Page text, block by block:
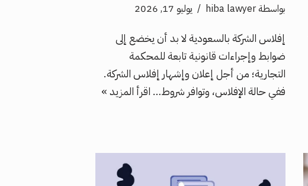
بواسطةhiba lawyer يوليو 17, 2026
إفلاس الشركة بالسعودية لا بد أن يخضع إلى
ضوابط وإجراءات قانونية تابعة للمحكمة
التجارية؛ من أجل إعلان وإشهار إفلاس الشركة.
ففي حالة الإفلاس، وتوافر شروط… اقرأ المزيد »